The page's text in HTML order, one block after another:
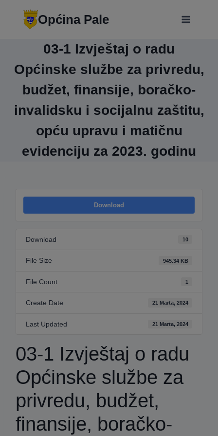
Općina Pale
03-1 Izvještaj o radu
Općinske službe za privredu,
budžet, finansije, boračko-
invalidsku i socijalnu zaštitu,
opću upravu i matičnu
evidenciju za 2023. godinu
Download
Download 10
File Size 945.34 KB
File Count 1
Create Date 21 Marta, 2024
Last Updated 21 Marta, 2024
03-1 Izvještaj o radu
Općinske službe za
privredu, budžet,
finansije, boračko-